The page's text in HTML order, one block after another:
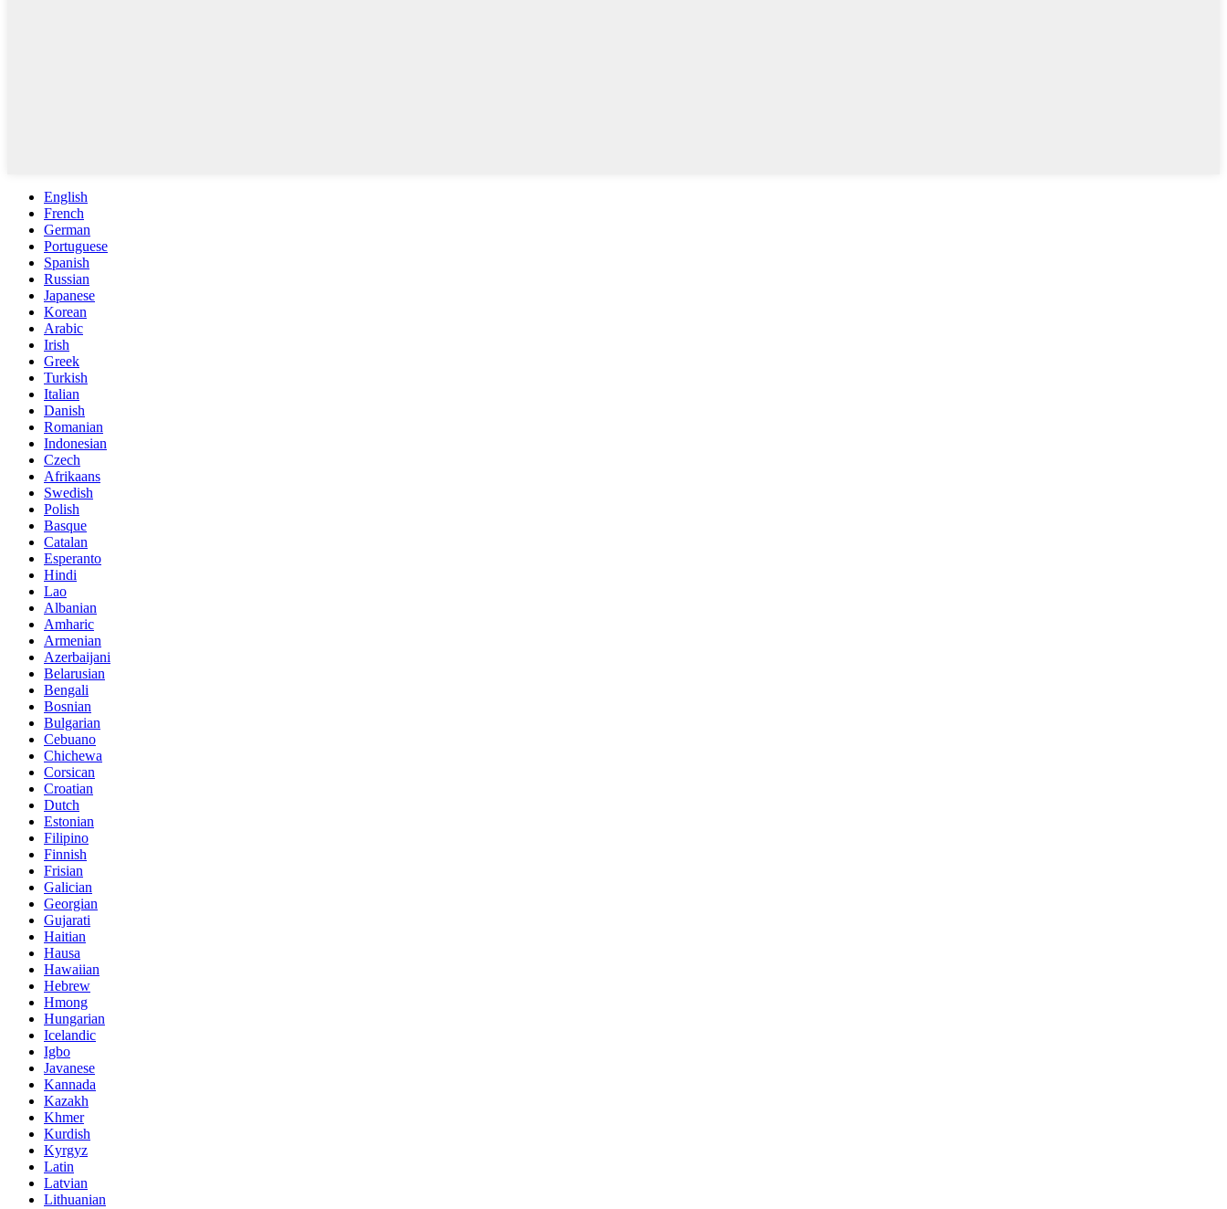
English
French
German
Portuguese
Spanish
Russian
Japanese
Korean
Arabic
Irish
Greek
Turkish
Italian
Danish
Romanian
Indonesian
Czech
Afrikaans
Swedish
Polish
Basque
Catalan
Esperanto
Hindi
Lao
Albanian
Amharic
Armenian
Azerbaijani
Belarusian
Bengali
Bosnian
Bulgarian
Cebuano
Chichewa
Corsican
Croatian
Dutch
Estonian
Filipino
Finnish
Frisian
Galician
Georgian
Gujarati
Haitian
Hausa
Hawaiian
Hebrew
Hmong
Hungarian
Icelandic
Igbo
Javanese
Kannada
Kazakh
Khmer
Kurdish
Kyrgyz
Latin
Latvian
Lithuanian